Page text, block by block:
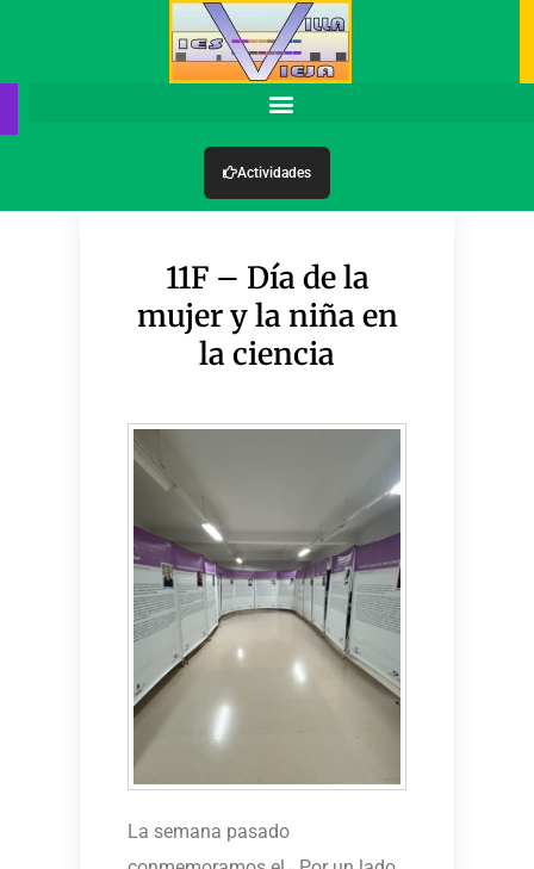
Actividades
11F – Día de la
mujer y la niña en
la ciencia
La semana pasado